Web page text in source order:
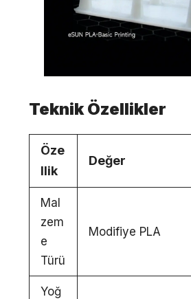
Teknik Özellikler
Öze
llik
Değer
Mal
zem
e
Türü
Modifiye PLA
Yoğ